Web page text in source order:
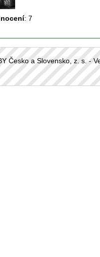
: 7
Česko a Slovensko, z. s. -